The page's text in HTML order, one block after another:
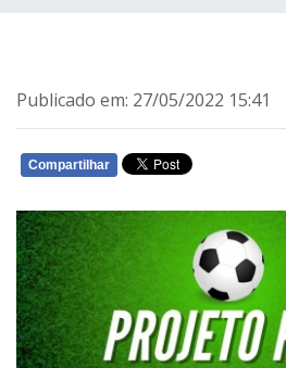
Publicado em: 27/05/2022 15:41
Compartilhar